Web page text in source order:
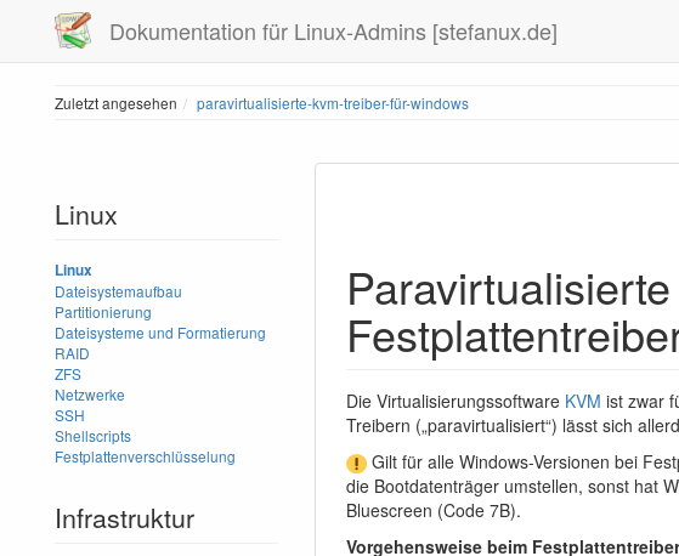
Dokumentation für Linux-Admins [stefanux.de]
Zuletzt angesehen paravirtualisierte-kvm-treiber-für-windows
Linux
Linux
Dateisystemaufbau
Partitionierung
Dateisysteme und Formatierung
RAID
ZFS
Netzwerke
SSH
Shellscripts
Festplattenverschlüsselung
Infrastruktur
Die Virtualisierungssoftware KVM ist zwar
Treibern („paravirtualisiert“) lässt sich
Gilt für alle Windows-Versionen bei
die Bootdatenträger umstellen, sonst hat
Bluescreen (Code 7B).
Vorgehensweise beim Festplattentreiber